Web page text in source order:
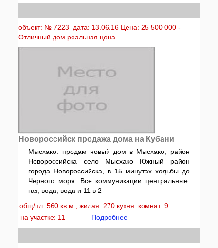
объект: № 7223 дата: 13.06.16 Цена: 25 500 000 -
Отличный дом реальная цена
Новороссийск продажа дома на Кубани
Мысхако: продам новый дом в Мысхако, район
Новороссийска село Мысхако Южный район
города Новороссийска, в 15 минутах ходьбы до
Черного моря. Все коммуникации центральные:
газ, вода, вода и 11 в 2
общ/пл: 560 кв.м., жилая: 270 кухня: комнат: 9
на участке: 11
Подробнее